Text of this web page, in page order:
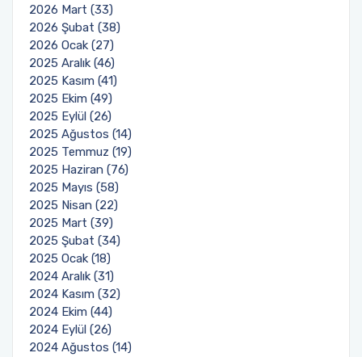
2026 Mart (33)
2026 Şubat (38)
2026 Ocak (27)
2025 Aralık (46)
2025 Kasım (41)
2025 Ekim (49)
2025 Eylül (26)
2025 Ağustos (14)
2025 Temmuz (19)
2025 Haziran (76)
2025 Mayıs (58)
2025 Nisan (22)
2025 Mart (39)
2025 Şubat (34)
2025 Ocak (18)
2024 Aralık (31)
2024 Kasım (32)
2024 Ekim (44)
2024 Eylül (26)
2024 Ağustos (14)